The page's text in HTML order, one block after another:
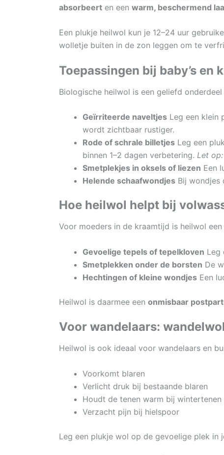
absorbeert en een warm, beschermend
Een plukje heilwol kun je 12–24 uur
wolletje buiten in de zon leggen om te
Toepassingen bij baby’s en
Biologische heilwol is een geliefd
Geïrriteerde naveltjes Leg een klein
wordt zichtbaar rustiger.
Rode of schrale billetjes Leg een
binnen 1–2 dagen verbetering. Let
Smetplekjes in oksels of liezen Een
Helende schaafwondjes Bij wondjes
Hoe heilwol helpt bij
Voor moeders in de kraamtijd is heilwol
Gevoelige tepels of tepelkloven Leg
Smetplekken onder de borsten De
Hechtingen of kleine wondjes Een
Heilwol is daarmee een onmisbaar
Voor wandelaars:
Heilwol is ook ideaal voor wandelaars en
Voorkomt blaren
Verlicht druk bij bestaande blaren
Houdt de tenen warm bij wintertenen
Verzacht pijn bij hielspoor
Leg een plukje wol op de gevoelige plek